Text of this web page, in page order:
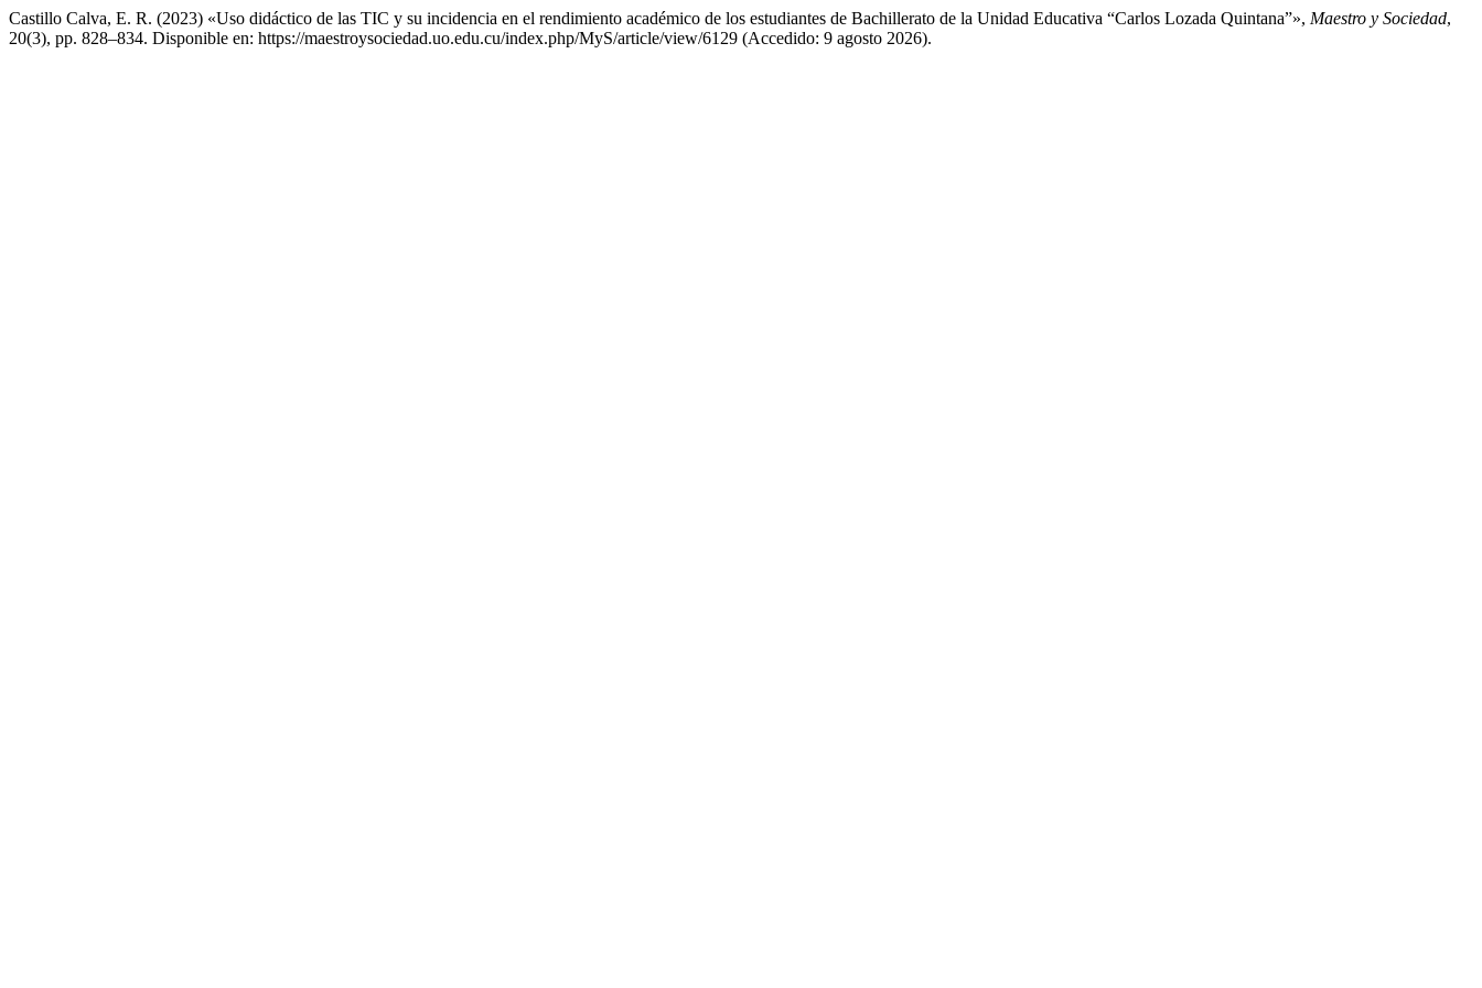
Castillo Calva, E. R. (2023) «Uso didáctico de las TIC y su incidencia en el rendimiento académico de los estudiantes de Bachillerato de la Unidad Educativa “Carlos Lozada Quintana”», Maestro y Sociedad,
20(3), pp. 828–834. Disponible en: https://maestroysociedad.uo.edu.cu/index.php/MyS/article/view/6129 (Accedido: 9 agosto 2026).